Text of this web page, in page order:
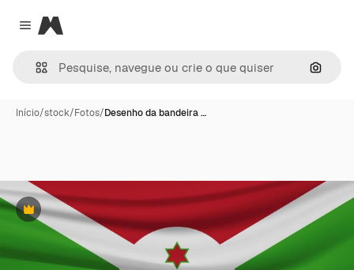
Close menu
Magnific
Início/stock/Fotos/Desenho da bandeira …
Premium